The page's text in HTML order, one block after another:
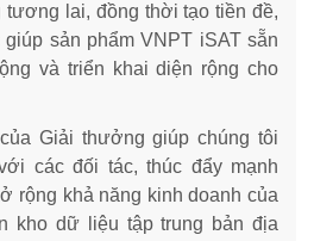
tương lai, đồng thời tạo tiền đề,
sản phẩm VNPT iSAT sẵn
và triển khai diện rộng cho
Giải thưởng giúp chúng tôi
các đối tác, thúc đẩy mạnh
rộng khả năng kinh doanh của
kho dữ liệu tập trung bản địa